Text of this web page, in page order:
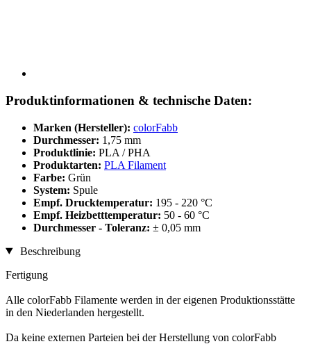
Produktinformationen & technische Daten:
Marken (Hersteller): colorFabb
Durchmesser: 1,75 mm
Produktlinie: PLA / PHA
Produktarten: PLA Filament
Farbe: Grün
System: Spule
Empf. Drucktemperatur: 195 - 220 °C
Empf. Heizbetttemperatur: 50 - 60 °C
Durchmesser - Toleranz: ± 0,05 mm
Beschreibung
Fertigung
Alle colorFabb Filamente werden in der eigenen Produktionsstätte
in den Niederlanden hergestellt.
Da keine externen Parteien bei der Herstellung von colorFabb